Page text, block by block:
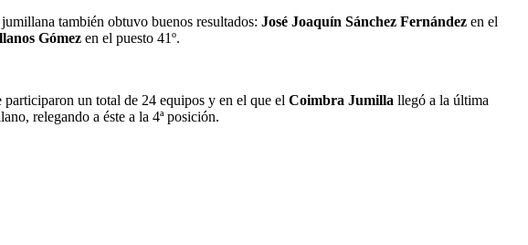
también obtuvo buenos resultados: José Joaquín Sánchez Fernández en el
Gómez en el puesto 41º.
participaron un total de 24 equipos y en el que el Coimbra Jumilla llegó a la última
relegando a éste a la 4ª posición.